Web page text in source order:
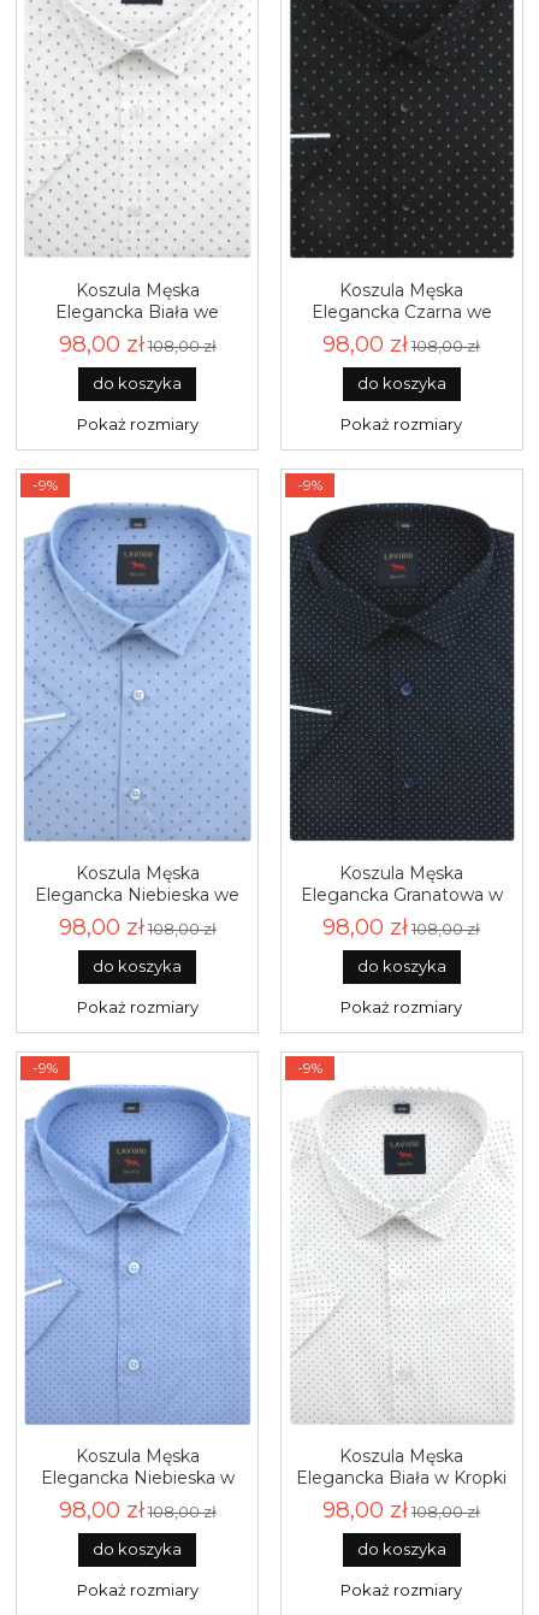
Koszula Męska
Elegancka Biała we
Wzorki Slim Fit Laviino
R184
98,00 zł108,00 zł
do koszyka
Pokaż rozmiary
Koszula Męska
Elegancka Czarna we
Wzorki Slim Fit Laviino
R183
98,00 zł108,00 zł
do koszyka
Pokaż rozmiary
Koszula Męska
Elegancka Niebieska we
Wzorki Slim Fit Laviino
R182
98,00 zł108,00 zł
do koszyka
Pokaż rozmiary
-9%
Koszula Męska
Elegancka Granatowa w
Kropki Slim Fit Laviino
R181
98,00 zł108,00 zł
do koszyka
Pokaż rozmiary
-9%
Koszula Męska
Elegancka Niebieska w
Kropki Slim Fit Laviino
R180
98,00 zł108,00 zł
do koszyka
Pokaż rozmiary
-9%
Koszula Męska
Elegancka Biała w Kropki
Slim Fit Laviino R179
98,00 zł108,00 zł
do koszyka
Pokaż rozmiary
-9%